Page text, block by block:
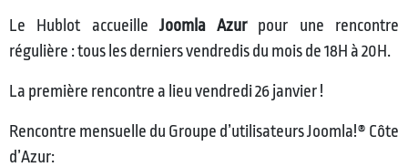
Le Hublot accueille Joomla Azurpour une rencontre
régulière : tous les derniers vendredis du mois de 18H à 20H.
La première rencontre a lieu vendredi 26 janvier !
Rencontre mensuelle du Groupe d’utilisateurs Joomla!® Côte
d’Azur: